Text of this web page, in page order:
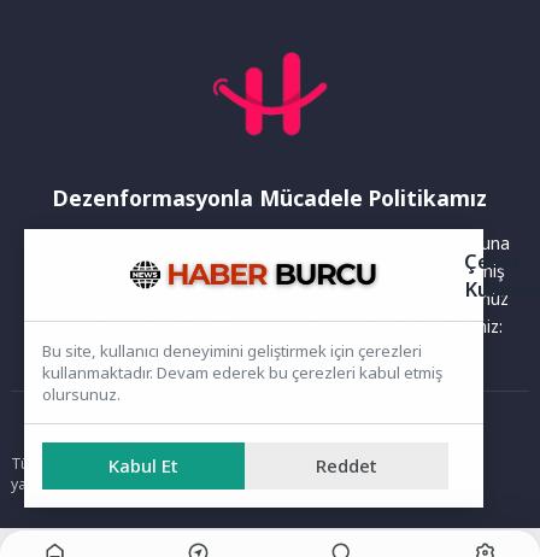
Dezenformasyonla Mücadele Politikamız
Yayınlanan haberler doğruluk ilkesi gözetilerek hazırlanır. Buna
rağmen bazı içeriklerde eksik, hatalı veya güncelliğini yitirmiş
bilgiler bulunabilir.Yanlış veya yanıltıcı olduğunu düşündüğünüz
haberleri aşağıdaki iletişim kanallarından bize bildirebilirsiniz:
Ana Sayfa
Tüm hakları saklıdır. Sitede yer alan içerikler izinsiz kopyalanamaz,
yayımlanamaz ve kullanılamaz.
Çerez
Bu site, kullanıcı deneyimini geliştirmek için çerezleri
kullanmaktadır. Devam ederek bu çerezleri kabul etmiş
olursunuz.
Kabul Et Reddet